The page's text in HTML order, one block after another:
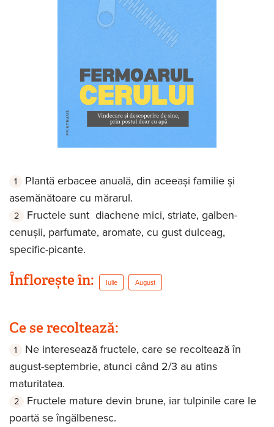
Plantă erbacee anuală, din aceeași familie și
asemănătoare cu mărarul.
Fructele sunt diachene mici, striate, galben-
cenușii, parfumate, aromate, cu gust dulceag,
specific-picante.
Înflorește în: Iulie August
Ce se recoltează:
Ne interesează fructele, care se recoltează în
august-septembrie, atunci când 2/3 au atins
maturitatea.
Fructele mature devin brune, iar tulpinile care le
poartă se îngălbenesc.